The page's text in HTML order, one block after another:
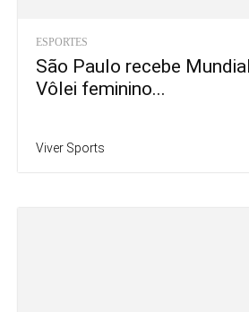
ESPORTES
São Paulo recebe
Vôlei feminino...
Viver Sports